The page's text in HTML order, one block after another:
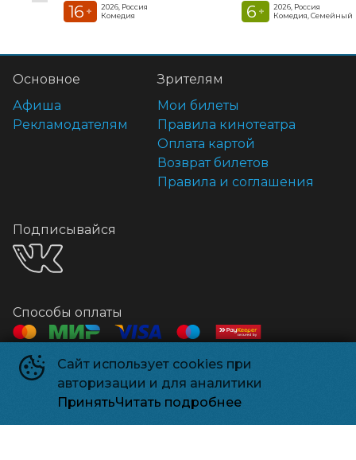
16 +
2026, Россия
Комедия
6 +
2026, Россия
Комедия, Семейный
Сайт использует cookies при
авторизации и для аналитики
ПринятьЧитать подробнее
Основное
Афиша
Рекламодателям
Зрителям
Мои билеты
Правила кинотеатра
Оплата картой
Возврат билетов
Правила и соглашения
Подписывайся
Способы оплаты
Контакты
+7 918 541-18-18